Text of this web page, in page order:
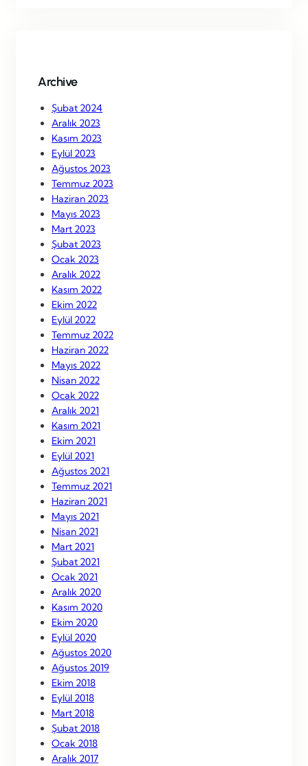
Archive
Şubat 2024
Aralık 2023
Kasım 2023
Eylül 2023
Ağustos 2023
Temmuz 2023
Haziran 2023
Mayıs 2023
Mart 2023
Şubat 2023
Ocak 2023
Aralık 2022
Kasım 2022
Ekim 2022
Eylül 2022
Temmuz 2022
Haziran 2022
Mayıs 2022
Nisan 2022
Ocak 2022
Aralık 2021
Kasım 2021
Ekim 2021
Eylül 2021
Ağustos 2021
Temmuz 2021
Haziran 2021
Mayıs 2021
Nisan 2021
Mart 2021
Şubat 2021
Ocak 2021
Aralık 2020
Kasım 2020
Ekim 2020
Eylül 2020
Ağustos 2020
Ağustos 2019
Ekim 2018
Eylül 2018
Mart 2018
Şubat 2018
Ocak 2018
Aralık 2017